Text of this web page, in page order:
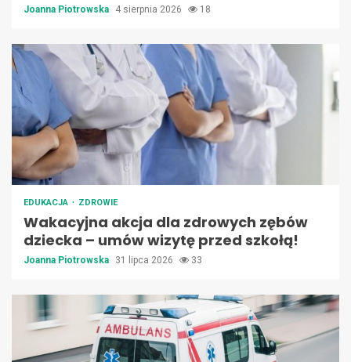
Joanna Piotrowska 4 sierpnia 2026 18
EDUKACJA ZDROWIE
Wakacyjna akcja dla zdrowych zębów
dziecka – umów wizytę przed szkołą!
Joanna Piotrowska 31 lipca 2026 33